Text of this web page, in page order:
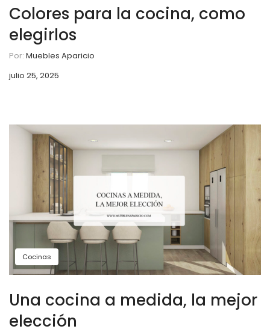
Colores para la cocina, como
elegirlos
Por: Muebles Aparicio
julio 25, 2025
Cocinas
Una cocina a medida, la mejor
elección